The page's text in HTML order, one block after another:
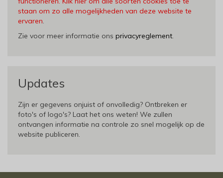
staan om zo alle mogelijkheden van deze website te
ervaren
Zie voor meer informatie ons privacyreglement
Updates
Zijn er gegevens onjuist of onvolledig? Ontbreken er
foto's of logo's? Laat het ons weten! We zullen
ontvangen informatie na controle zo snel mogelijk op de
website publiceren.